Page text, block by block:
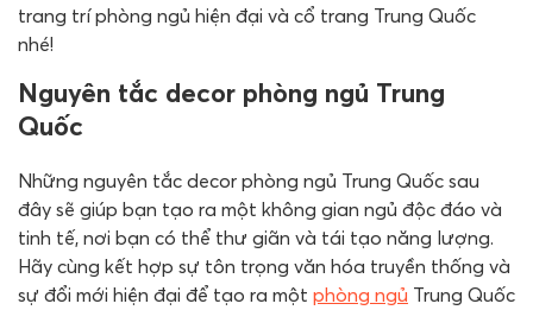
trang trí phòng ngủ hiện đại và cổ trang Trung Quốc
nhé!
Nguyên tắc decor phòng ngủ Trung
Quốc
Những nguyên tắc decor phòng ngủ Trung Quốc sau
đây sẽ giúp bạn tạo ra một không gian ngủ độc đáo và
tinh tế, nơi bạn có thể thư giãn và tái tạo năng lượng.
Hãy cùng kết hợp sự tôn trọng văn hóa truyền thống và
sự đổi mới hiện đại để tạo ra một phòng ngủ Trung Quốc